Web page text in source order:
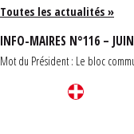
Toutes les actualités »
INFO-MAIRES N°116 –
Mot du Président : Le bloc